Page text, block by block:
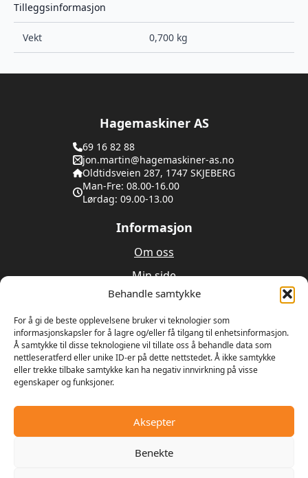
Behandle samtykke
For å gi de beste opplevelsene bruker vi teknologier som
informasjonskapsler for å lagre og/eller få tilgang til enhetsinformasjon.
Å samtykke til disse teknologiene vil tillate oss å behandle data som
nettleseratferd eller unike ID-er på dette nettstedet. Å ikke samtykke
eller trekke tilbake samtykke kan ha negativ innvirkning på visse
egenskaper og funksjoner.
Aksepter
Benekte
Tilleggsinformasjon
Vekt 0,700 kg
Hagemaskiner AS
69 16 82 88
jon.martin@hagemaskiner-as.no
Oldtidsveien 287, 1747 SKJEBERG
Man-Fre: 08.00-16.00
Lørdag: 09.00-13.00
Informasjon
Om oss
Min side
Utleie
Verksted
Om oss
Våren 1989 bestemte Ulrik Olseng og Dagfinn
av motorsager og gressklippere. Bedriften fikk
navnet Hagemaskiner AS, og lokalene var den gamle